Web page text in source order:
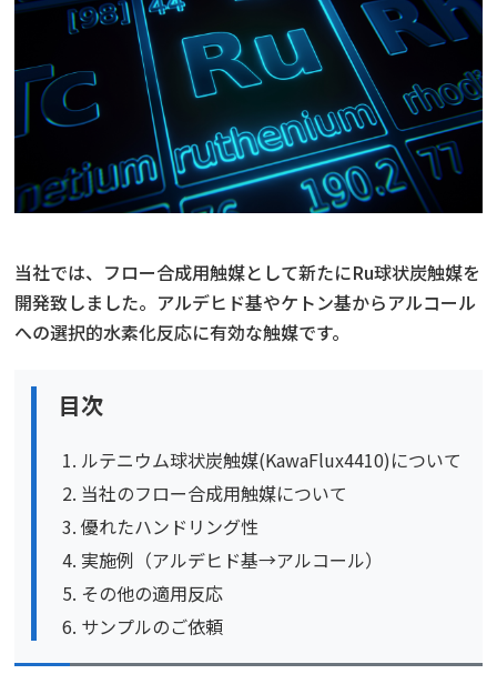
当社では、フロー合成用触媒として新たにRu球状炭触媒を
開発致しました。アルデヒド基やケトン基からアルコール
への選択的水素化反応に有効な触媒です。
目次
ルテニウム球状炭触媒(KawaFlux4410)について
当社のフロー合成用触媒について
優れたハンドリング性
実施例（アルデヒド基→アルコール）
その他の適用反応
サンプルのご依頼